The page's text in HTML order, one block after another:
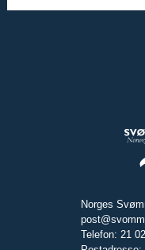
Norges
Telefon: 21